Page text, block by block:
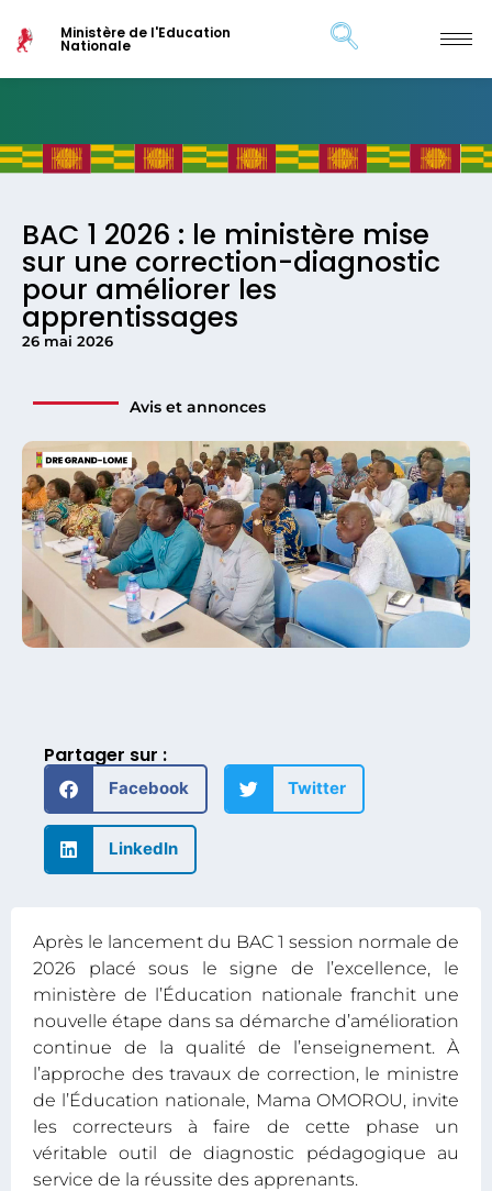
Ministère de l'Education
Nationale
BAC 1 2026 : le ministère mise
sur une correction-diagnostic
pour améliorer les
apprentissages
26 mai 2026
Avis et annonces
Partager sur :
Facebook Twitter
LinkedIn
Après le lancement du BAC 1 session normale de
2026 placé sous le signe de l’excellence, le
ministère de l’Éducation nationale franchit une
nouvelle étape dans sa démarche d’amélioration
continue de la qualité de l’enseignement. À
l’approche des travaux de correction, le ministre
de l’Éducation nationale, Mama OMOROU, invite
les correcteurs à faire de cette phase un
véritable outil de diagnostic pédagogique au
service de la réussite des apprenants.